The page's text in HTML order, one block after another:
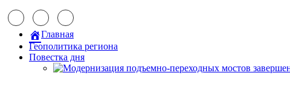
Главная
Геополитика региона
Повестка дня